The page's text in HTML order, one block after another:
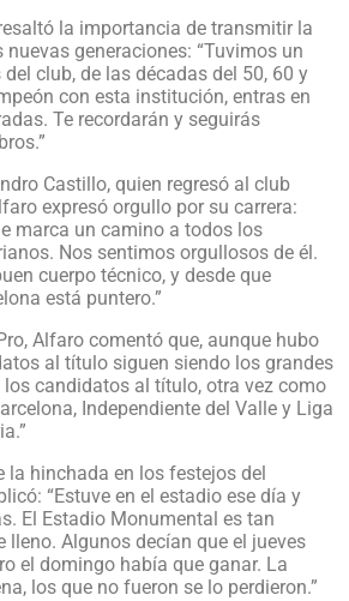
la importancia de transmitir la
generaciones: “Tuvimos un
club, de las décadas del 50, 60 y
con esta institución, entras en
Te recordarán y seguirás
Castillo, quien regresó al club
expresó orgullo por su carrera:
marca un camino a todos los
Nos sentimos orgullosos de él.
cuerpo técnico, y desde que
está puntero.”
Alfaro comentó que, aunque hubo
al título siguen siendo los grandes
los candidatos al título, otra vez como
Independiente del Valle y Liga
la hinchada en los festejos del
“Estuve en el estadio ese día y
El Estadio Monumental es tan
lleno. Algunos decían que el jueves
el domingo había que ganar. La
los que no fueron se lo perdieron.”